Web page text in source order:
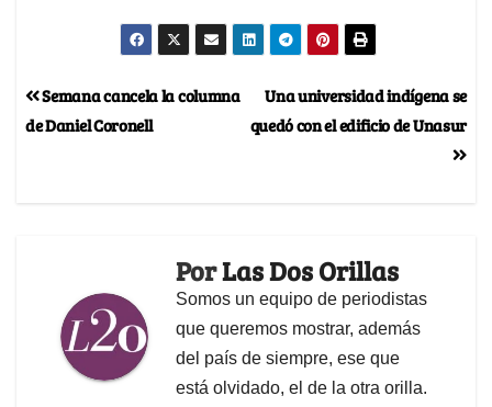
Una universidad indígena se
quedó con el edificio de Unasur
Semana cancela la columna
de Daniel Coronell
PorLas Dos Orillas
Somos un equipo de periodistas
que queremos mostrar, además
del país de siempre, ese que
está olvidado, el de la otra orilla.